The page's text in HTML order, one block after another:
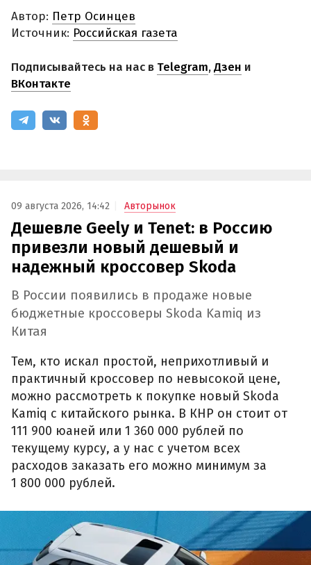
Автор: Петр Осинцев
Источник: Российская газета
Подписывайтесь на нас в Telegram,Дзен и
ВКонтакте
09 августа 2026, 14:42 Авторынок
Дешевле Geely и Tenet: в Россию
привезли новый дешевый и
надежный кроссовер Skoda
В России появились в продаже новые
бюджетные кроссоверы Skoda Kamiq из
Китая
Тем, кто искал простой, неприхотливый и
практичный кроссовер по невысокой цене,
можно рассмотреть к покупке новый Skoda
Kamiq с китайского рынка. В КНР он стоит от
111 900 юаней или 1 360 000 рублей по
текущему курсу, а у нас с учетом всех
расходов заказать его можно минимум за
1 800 000 рублей.